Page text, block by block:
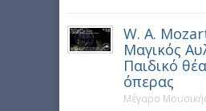
W. A.
Μαγικός
Παιδικό
όπερας
Μέγαρο